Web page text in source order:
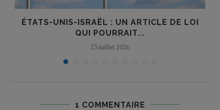
ÉTATS-UNIS-ISRAËL : UN ARTICLE DE LOI
QUI POURRAIT...
23 juillet 2026
1 COMMENTAIRE